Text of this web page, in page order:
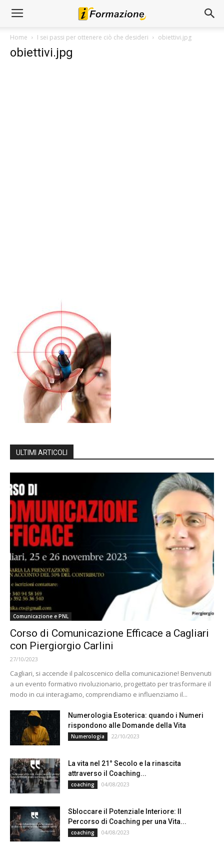
Home I sei passi per ottenere ciò che desideri obiettivi.jpg
obiettivi.jpg
ULTIMI ARTICOLI
Comunicazione e PNL
Corso di Comunicazione Efficace a Cagliari
con Piergiorgio Carlini
27/10/2023
Cagliari, si accende il palcoscenico della comunicazione! Benvenuti
a un evento formativo rivoluzionario, progettato per trasformare il
modo in cui interagiamo, comprendiamo e influenziamo il...
Numerologia Esoterica: quando i Numeri
rispondono alle Domande della Vita
Numerologia 22/10/2023
La vita nel 21° Secolo e la rinascita
attraverso il Coaching...
coaching 04/08/2023
Sbloccare il Potenziale Interiore: Il
Percorso di Coaching per una Vita...
coaching 04/08/2023